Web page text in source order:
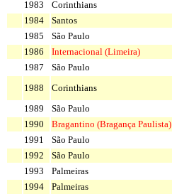
1983
Corinthians
1984
Santos
1985
São Paulo
1986
Internacional (Limeira)
1987
São Paulo
1988
Corinthians
1989
São Paulo
1990
Bragantino (Bragança Paulista)
1991
São Paulo
1992
São Paulo
1993
Palmeiras
1994
Palmeiras